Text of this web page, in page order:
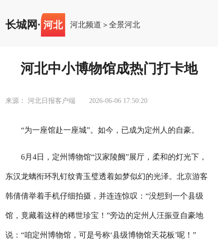
长城网 · 河北 河北频道 >全景河北
河北中小博物馆成热门打卡地
来源： 河北日报客户端 2026-06-06 17:50:20
“为一座馆赴一座城”。如今，已成为定州人的自豪。
6月4日，定州博物馆“汉家陵阙”展厅，柔和的灯光下，
东汉龙螭衔环乳钉纹青玉璧透着如梦似幻的光泽。北京游客
韩倩倩举着手机仔细拍摄，并连连惊叹：“没想到一个县级
馆，竟藏着这样的稀世珍宝！”旁边的定州人汪振亚自豪地
说：“咱定州博物馆，可是号称‘县级博物馆天花板’呢！”